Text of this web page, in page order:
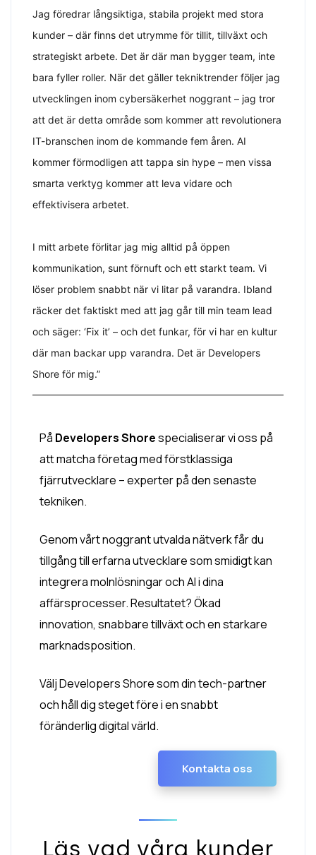
Jag föredrar långsiktiga, stabila projekt med stora
kunder – där finns det utrymme för tillit, tillväxt och
strategiskt arbete. Det är där man bygger team, inte
bara fyller roller. När det gäller tekniktrender följer jag
utvecklingen inom cybersäkerhet noggrant – jag tror
att det är detta område som kommer att revolutionera
IT-branschen inom de kommande fem åren. AI
kommer förmodligen att tappa sin hype – men vissa
smarta verktyg kommer att leva vidare och
effektivisera arbetet.
I mitt arbete förlitar jag mig alltid på öppen
kommunikation, sunt förnuft och ett starkt team. Vi
löser problem snabbt när vi litar på varandra. Ibland
räcker det faktiskt med att jag går till min team lead
och säger: ‘Fix it’ – och det funkar, för vi har en kultur
där man backar upp varandra. Det är Developers
Shore för mig.”
På Developers Shorespecialiserar vi oss på
att matcha företag med förstklassiga
fjärrutvecklare – experter på den senaste
tekniken.
Genom vårt noggrant utvalda nätverk får du
tillgång till erfarna utvecklare som smidigt kan
integrera molnlösningar och AI i dina
affärsprocesser. Resultatet? Ökad
innovation, snabbare tillväxt och en starkare
marknadsposition.
Välj Developers Shore som din tech-partner
och håll dig steget före i en snabbt
föränderlig digital värld.
Kontakta oss
Läs vad våra kunder